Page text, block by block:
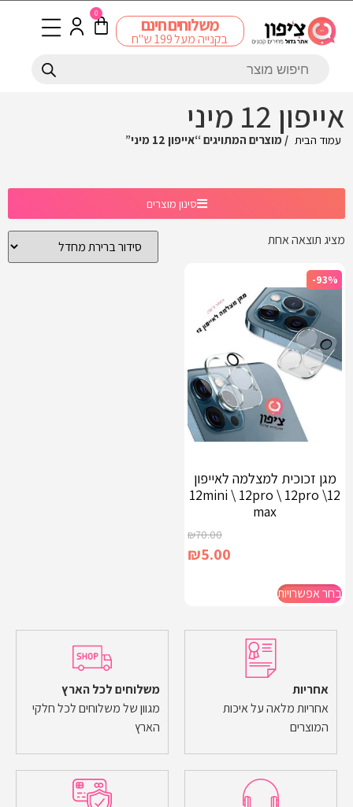
משלוחים חינם
בקנייה מעל 199 ש"ח
0
אייפון 12 מיני
עמוד הבית / מוצרים המתויגים “אייפון 12 מיני”
סינון מוצרים
מציג תוצאה אחת
-93%
מגן זכוכית למצלמה לאייפון
12\ 12mini \ 12pro \ 12pro
max
₪70.00
₪5.00
בחר אפשרויות
אחריות
אחריות מלאה על איכות
המוצרים
משלוחים לכל הארץ
מגוון של משלוחים לכל חלקי
הארץ